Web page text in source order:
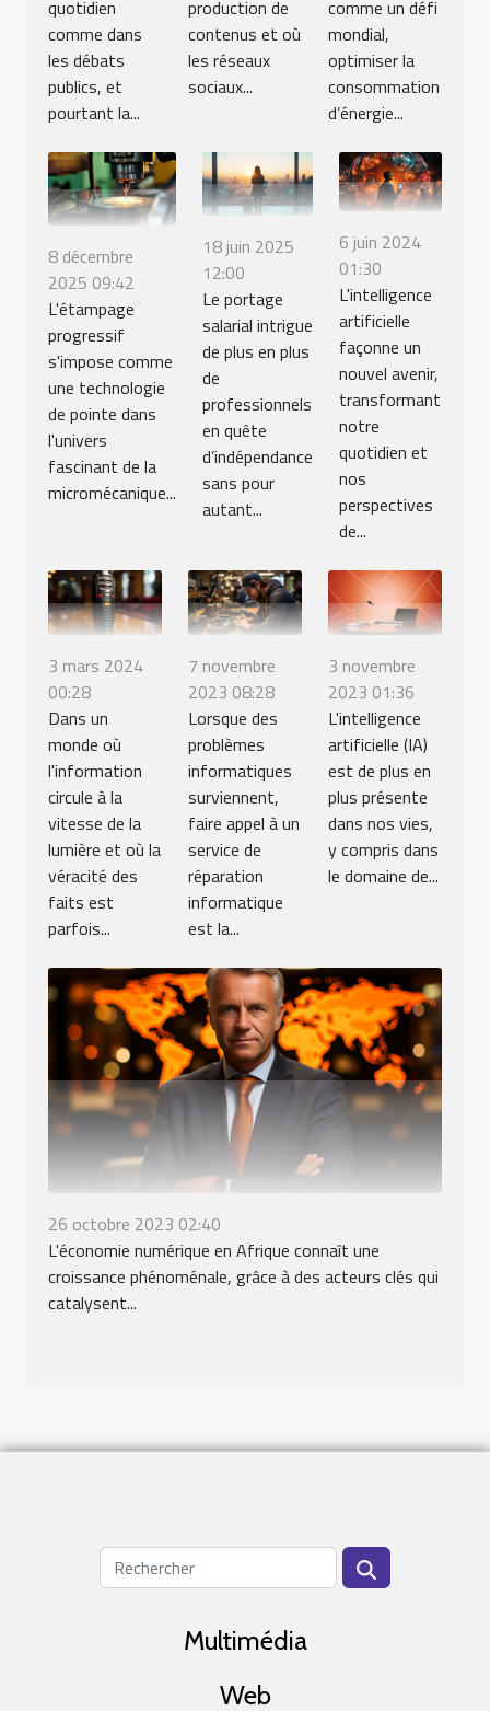
quotidien
comme dans
les débats
publics, et
pourtant la...
production de
contenus et où
les réseaux
sociaux...
comme un défi
mondial,
optimiser la
consommation
d’énergie...
8 décembre
2025 09:42
L'étampage
progressif
s'impose comme
une technologie
de pointe dans
l'univers
fascinant de la
micromécanique...
18 juin 2025
12:00
Le portage
salarial intrigue
de plus en plus
de
professionnels
en quête
d’indépendance
sans pour
autant...
6 juin 2024
01:30
L'intelligence
artificielle
façonne un
nouvel avenir,
transformant
notre
quotidien et
nos
perspectives
de...
3 mars 2024
00:28
Dans un
monde où
l'information
circule à la
vitesse de la
lumière et où la
véracité des
faits est
parfois...
7 novembre
2023 08:28
Lorsque des
problèmes
informatiques
surviennent,
faire appel à un
service de
réparation
informatique
est la...
3 novembre
2023 01:36
L'intelligence
artificielle (IA)
est de plus en
plus présente
dans nos vies,
y compris dans
le domaine de...
26 octobre 2023 02:40
L'économie numérique en Afrique connaît une
croissance phénoménale, grâce à des acteurs clés qui
catalysent...
Multimédia
Web